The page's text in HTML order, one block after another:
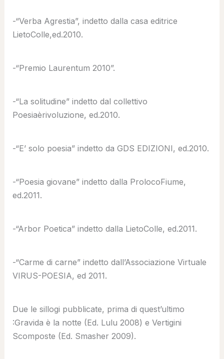
-“Verba Agrestia”, indetto dalla casa editrice
LietoColle,ed.2010.
-“Premio Laurentum 2010”.
-“La solitudine” indetto dal collettivo
Poesiaèrivoluzione, ed.2010.
-“E’ solo poesia” indetto da GDS EDIZIONI, ed.2010.
-“Poesia giovane” indetto dalla ProlocoFiume,
ed.2011.
-“Arbor Poetica” indetto dalla LietoColle, ed.2011.
-“Carme di carne” indetto dall’Associazione Virtuale
VIRUS-POESIA, ed 2011.
Due le sillogi pubblicate, prima di quest’ultimo
:Gravida è la notte (Ed. Lulu 2008) e Vertigini
Scomposte (Ed. Smasher 2009).